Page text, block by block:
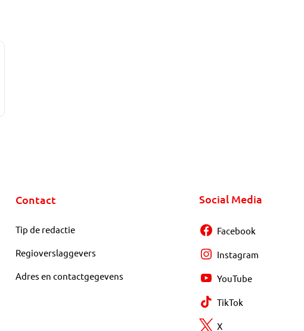
Contact
Tip de redactie
Regioverslaggevers
Adres en contactgegevens
Social Media
Facebook
Instagram
YouTube
TikTok
X